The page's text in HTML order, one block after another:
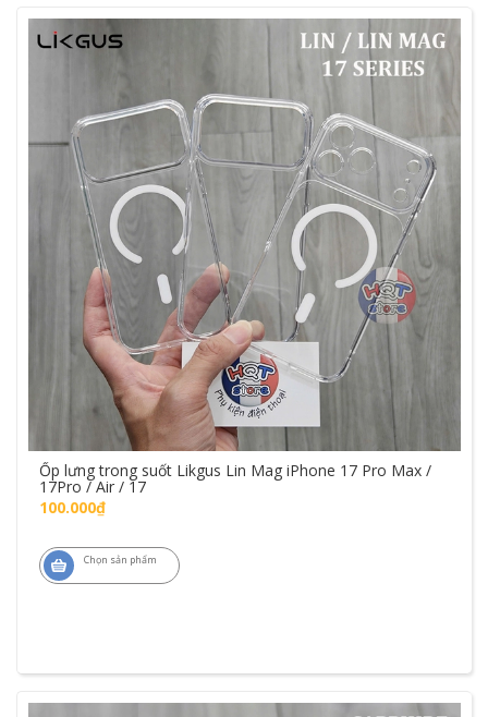
Ốp lưng trong suốt Likgus Lin Mag iPhone 17 Pro Max /
17Pro / Air / 17
100.000₫
Chọn sản phẩm